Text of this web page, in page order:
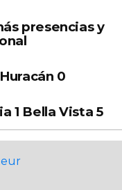
presencias y
0
1 Bella Vista 5